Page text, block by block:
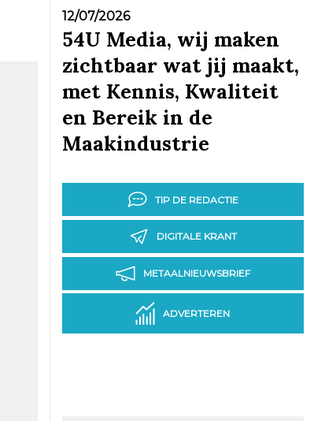
12/07/2026
54U Media, wij maken
zichtbaar wat jij maakt,
met Kennis, Kwaliteit
en Bereik in de
Maakindustrie
TIP DE REDACTIE
DIGITALE KRANT
METAALNIEUWSBRIEF
ADVERTEREN